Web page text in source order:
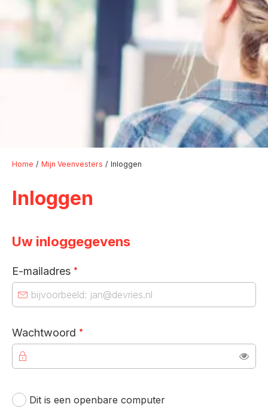
Home Mijn Veenvesters Inloggen
Inloggen
Uw inloggegevens
E-mailadres *
Wachtwoord *
Uw inloggegevens
Dit is een openbare computer